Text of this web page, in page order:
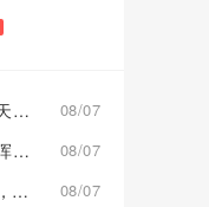
【新势力】资金盘骗局，天宫国际和平娱乐的狗推换个马甲又来割韭菜！
08/07
深挖骗局：【大华汇盈】浑身造假，冒用演员充当总监，啼笑皆非！ 08/07
【云谷芯，拜尔AI交易所，塔吉跨境电商】这3个项目都是骗局，近期跑路跟即将崩盘收割，赶紧远离！ 08/07